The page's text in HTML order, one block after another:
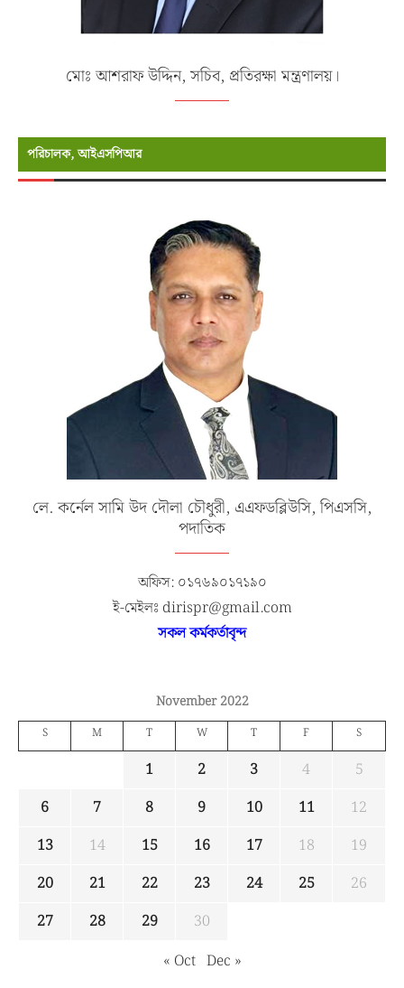
মোঃ আশরাফ উদ্দিন, সচিব, প্রতিরক্ষা মন্ত্রণালয়।
পরিচালক, আইএসপিআর
লে. কর্নেল সামি উদ দৌলা চৌধুরী, এএফডব্লিউসি, পিএসসি,
পদাতিক
অফিস: ০১৭৬৯০১৭১৯০
ই-মেইলঃ dirispr@gmail.com
সকল কর্মকর্তাবৃন্দ
November 2022
S M T W T F S
1 2 3 4
5
6
7 8 9 10 11
12
13
14 15 16 17 18
19
20
21 22 23 24 25
26
27
28 29
30
« Oct Dec »